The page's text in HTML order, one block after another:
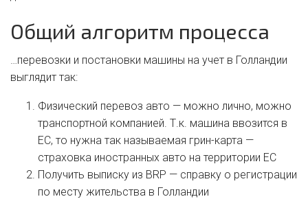
Общий алгоритм процесса
…перевозки и постановки машины на учет в Голландии
выглядит так:
Физический перевоз авто — можно лично, можно
транспортной компанией. Т.к. машина ввозится в
ЕС, то нужна так называемая грин-карта —
страховка иностранных авто на территории ЕС
Получить выписку из BRP — справку о регистрации
по месту жительства в Голландии